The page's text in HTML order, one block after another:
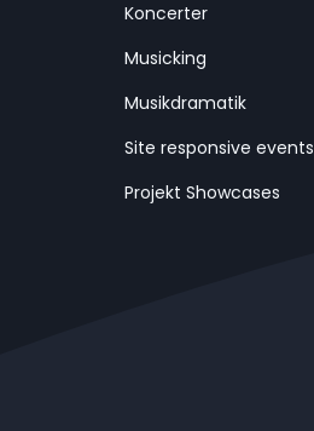
Koncerter
Musicking
Musikdramatik
Site responsive events
Projekt Showcases